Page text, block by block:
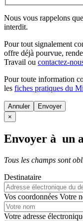
Nous vous rappelons
interdit.
Pour tout signalement
offre déjà pourvue,
Travail ou contactez-
Pour toute information
les fiches pratiques du
Annuler
×
Envoyer à un
Tous les champs sont
Destinataire
Vos coordonnées Votre
Votre adresse